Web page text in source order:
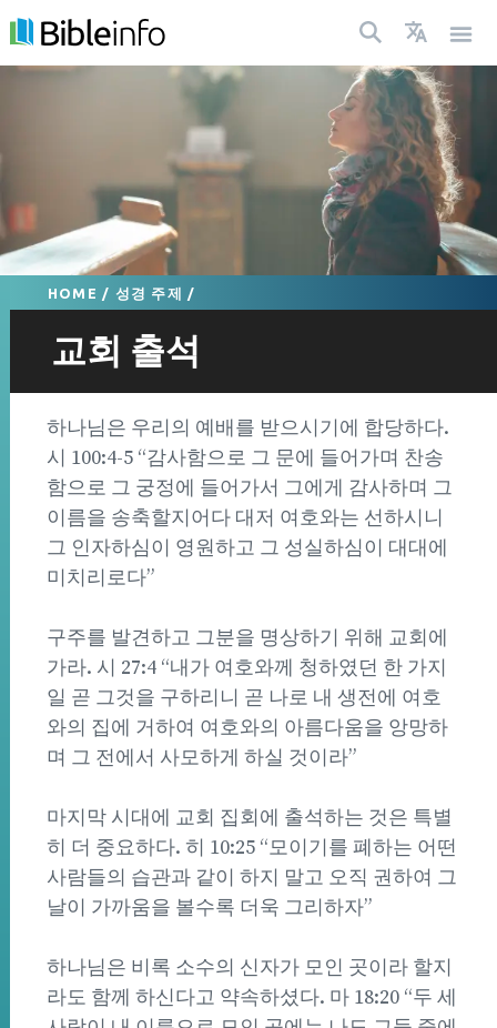
HOME / 성경 주제 /
교회 출석
하나님은 우리의 예배를 받으시기에 합당하다.
시 100:4-5 “감사함으로 그 문에 들어가며 찬송
함으로 그 궁정에 들어가서 그에게 감사하며 그
이름을 송축할지어다 대저 여호와는 선하시니
그 인자하심이 영원하고 그 성실하심이 대대에
미치리로다”
구주를 발견하고 그분을 명상하기 위해 교회에
가라. 시 27:4 “내가 여호와께 청하였던 한 가지
일 곧 그것을 구하리니 곧 나로 내 생전에 여호
와의 집에 거하여 여호와의 아름다움을 앙망하
며 그 전에서 사모하게 하실 것이라”
마지막 시대에 교회 집회에 출석하는 것은 특별
히 더 중요하다. 히 10:25 “모이기를 폐하는 어떤
사람들의 습관과 같이 하지 말고 오직 권하여 그
날이 가까움을 볼수록 더욱 그리하자”
하나님은 비록 소수의 신자가 모인 곳이라 할지
라도 함께 하신다고 약속하셨다. 마 18:20 “두 세